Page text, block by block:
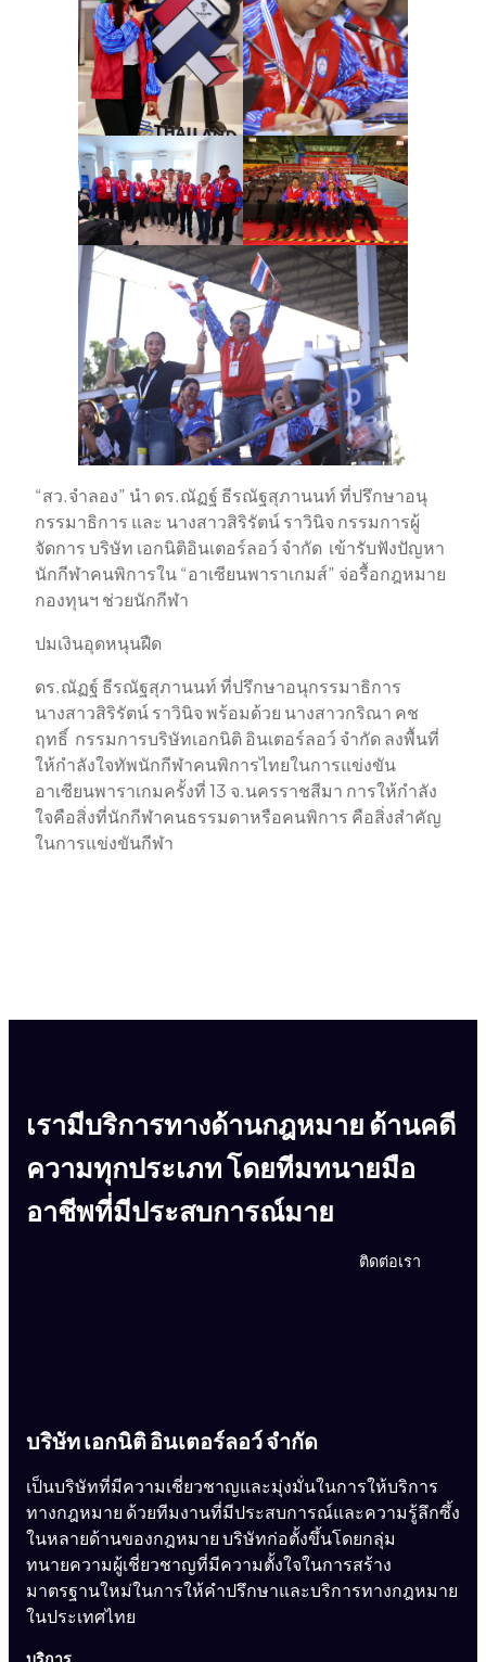
“สว.จำลอง” นำ ดร.ณัฏฐ์ ธีรณัฐสุภานนท์ ที่ปรึกษาอนุ
กรรมาธิการ และ นางสาวสิริรัตน์ ราวินิจ กรรมการผู้
จัดการ บริษัท เอกนิติอินเตอร์ลอว์ จำกัด เข้ารับฟังปัญหา
นักกีฬาคนพิการใน “อาเซียนพาราเกมส์” จ่อรื้อกฎหมาย
กองทุนฯ ช่วยนักกีฬา
ปมเงินอุดหนุนฝืด
ดร.ณัฏฐ์ ธีรณัฐสุภานนท์ ที่ปรึกษาอนุกรรมาธิการ
นางสาวสิริรัตน์ ราวินิจ พร้อมด้วย นางสาวกริณา คช
ฤทธิ์ กรรมการบริษัทเอกนิติ อินเตอร์ลอว์ จำกัด ลงพื้นที่
ให้กำลังใจทัพนักกีฬาคนพิการไทยในการแข่งขัน
อาเซียนพาราเกมครั้งที่ 13 จ.นครราชสีมา การให้กำลัง
ใจคือสิ่งที่นักกีฬาคนธรรมดาหรือคนพิการ คือสิ่งสำคัญ
ในการแข่งขันกีฬา
เรามีบริการทางด้านกฎหมาย ด้านคดี
ความทุกประเภท โดยทีมทนายมือ
อาชีพที่มีประสบการณ์มาย
ติดต่อเรา
บริษัท เอกนิติ อินเตอร์ลอว์ จำกัด
เป็นบริษัทที่มีความเชี่ยวชาญและมุ่งมั่นในการให้บริการ
ทางกฎหมาย ด้วยทีมงานที่มีประสบการณ์และความรู้ลึกซึ้ง
ในหลายด้านของกฎหมาย บริษัทก่อตั้งขึ้นโดยกลุ่ม
ทนายความผู้เชี่ยวชาญที่มีความตั้งใจในการสร้าง
มาตรฐานใหม่ในการให้คำปรึกษาและบริการทางกฎหมาย
ในประเทศไทย
บริการ